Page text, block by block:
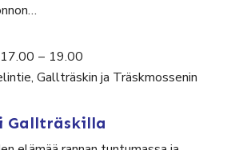
– 19.00
Gallträskin ja Träskmossenin
Gallträskilla